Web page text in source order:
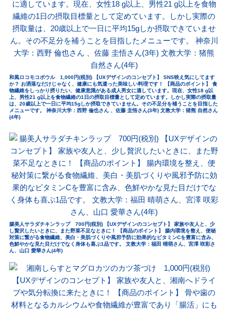
和風ロコモコボウル 1,000円(税別) 【UXデザインのコンセプト】 SNS映え気にしてます
か？ お洒落なだけじゃなく、健康にも気遣った美味しい料理です！ 【商品のポイント】 食
物繊維をしっかり摂りたい、健康意識がある成人男女に適しています。現在、女性18 g以
上、男性21 g以上を食物繊維の1日の摂取目標量として定めています。しかし実際の摂取量
は、20歳以上で一日に平均15gしか摂取できていません。その不足分を補うことを目指した
メニューです。 神奈川大学：西野 倫也さん 、佐藤 圭悟さん(3年) 文教大学：猪熊 自然さん
(4年)
腸美人サラダチキンラップ 700円(税別) 【UXデザインのコンセプト】 家族や友人と、少
し贅沢したいときに、また野菜不足なときに！ 【商品のポイント】 腸内環境を整え、便秘
対策に繋がる食物繊維、美白・美肌づくりや風邪予防に効果的なビタミンCを豊富に含み、
色鮮やかな見た目だけでなく身体も喜ぶ1品です。 文教大学：福田 晴萌さん、宮澤 咲彩さ
ん、山口 愛華さん(4年)